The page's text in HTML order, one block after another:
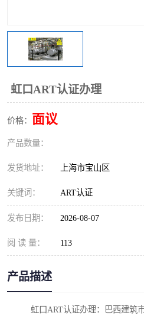
虹口ART认证办理
价格： 面议
产品数量：
发货地址： 上海市宝山区
关键词： ART认证
发布日期： 2026-08-07
阅 读 量： 113
产品描述
虹口ART认证办理：巴西建筑